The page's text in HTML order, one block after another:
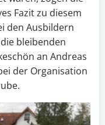
Fazit zu diesem
den Ausbildern
bleibenden
an Andreas
der Organisation